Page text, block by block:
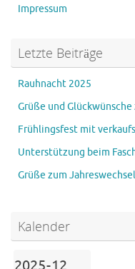
Impressum
Letzte Beiträge
Rauhnacht 2025
Grüße und
Frühlingsfest mit
Unterstützung beim
Grüße zum
Kalender